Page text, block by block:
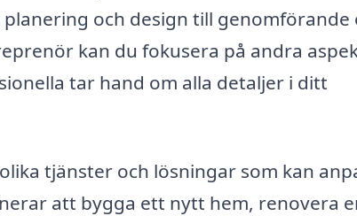
och design till genomförande
kan du fokusera på andra
tar hand om alla detaljer i ditt
tjänster och lösningar som kan
att bygga ett nytt hem, renovera